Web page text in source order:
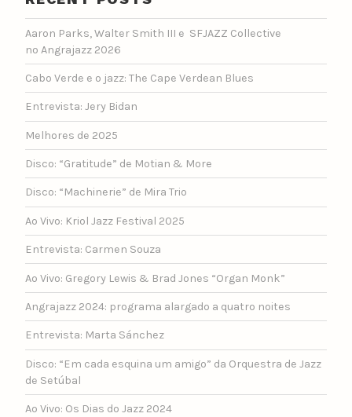
Aaron Parks, Walter Smith III e SFJAZZ Collective
no Angrajazz 2026
Cabo Verde e o jazz: The Cape Verdean Blues
Entrevista: Jery Bidan
Melhores de 2025
Disco: “Gratitude” de Motian & More
Disco: “Machinerie” de Mira Trio
Ao Vivo: Kriol Jazz Festival 2025
Entrevista: Carmen Souza
Ao Vivo: Gregory Lewis & Brad Jones “Organ Monk”
Angrajazz 2024: programa alargado a quatro noites
Entrevista: Marta Sánchez
Disco: “Em cada esquina um amigo” da Orquestra de Jazz
de Setúbal
Ao Vivo: Os Dias do Jazz 2024